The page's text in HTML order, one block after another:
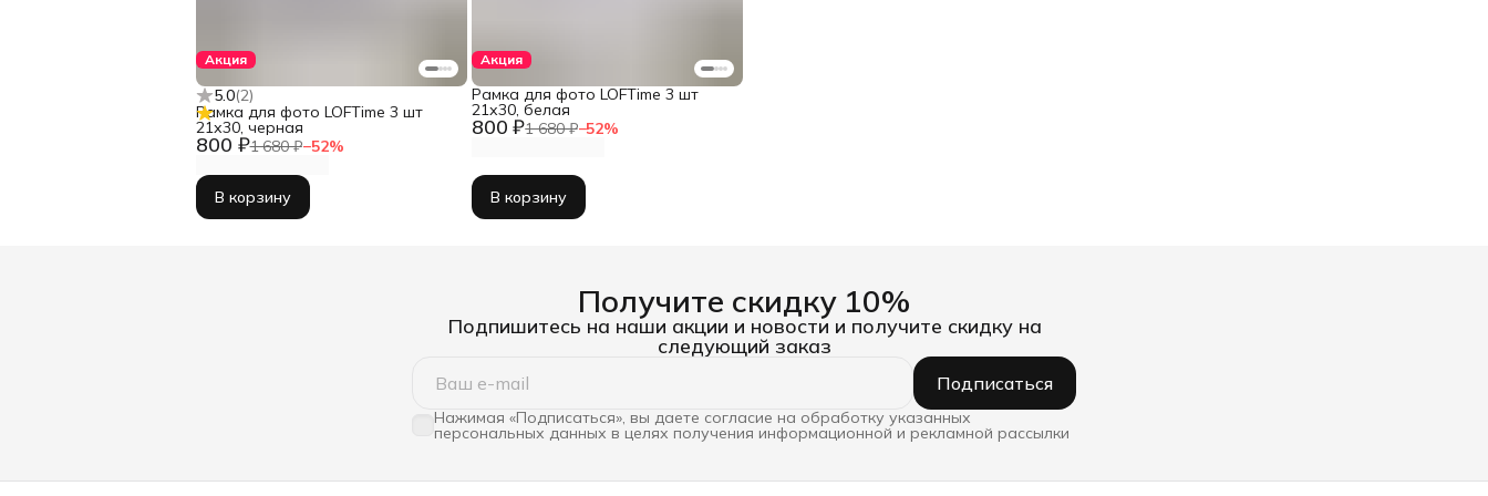
Акция
5.0(2)
800 ₽1 680 ₽−52%
Рамка для фото LOFTime 3 шт
21х30, черная
В корзину
Акция
800 ₽1 680 ₽−52%
Рамка для фото LOFTime 3 шт
21х30, белая
В корзину
Получите скидку 10%
Подпишитесь на наши акции и новости и получите скидку на
следующий заказ
Подписаться
Нажимая «Подписаться», вы даете согласие на обработку указанных
персональных данных в целях получения информационной и рекламной рассылки